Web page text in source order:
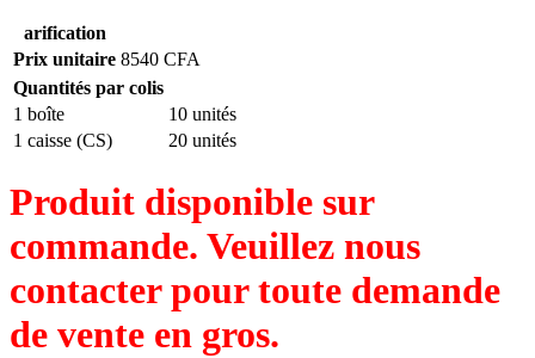
arification
Prix unitaire 8540 CFA
Quantités par colis
1 boîte
10 unités
1 caisse (CS)
20 unités
Produit disponible sur
commande. Veuillez nous
contacter pour toute demande
de vente en gros.